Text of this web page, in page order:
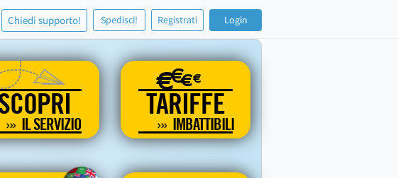
Chiedi supporto! Spedisci! Registrati Login
IL SERVIZIO
€€€€
TARIFFE
IMBATTIBILI